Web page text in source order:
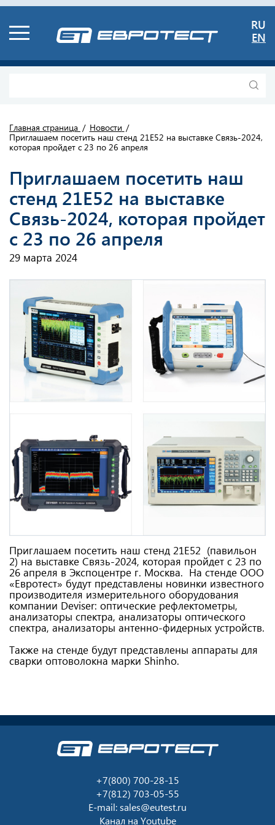
RU
EN
Главная страница
Новости
Приглашаем посетить наш стенд 21Е52 на выставке Связь-2024,
которая пройдет с 23 по 26 апреля
Приглашаем посетить наш
стенд 21Е52 на выставке
Связь-2024, которая пройдет
с 23 по 26 апреля
29 марта 2024
Приглашаем посетить наш стенд 21Е52 (павильон
2) на выставке Связь-2024, которая пройдет с 23 по
26 апреля в Экспоцентре г. Москва. На стенде ООО
«Евротест» будут представлены новинки известного
производителя измерительного оборудования
компании Deviser: оптические рефлектометры,
анализаторы спектра, анализаторы оптического
спектра, анализаторы антенно-фидерных устройств.
Также на стенде будут представлены аппараты для
сварки оптоволокна марки Shinho.
+7(800) 700-28-15
+7(812) 703-05-55
E-mail:sales@eutest.ru
Канал на Youtube